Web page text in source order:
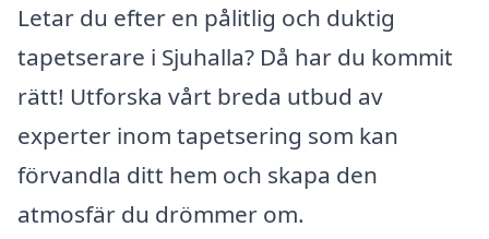
Letar du efter en pålitlig och duktig
tapetserare i Sjuhalla? Då har du kommit
rätt! Utforska vårt breda utbud av
experter inom tapetsering som kan
förvandla ditt hem och skapa den
atmosfär du drömmer om.